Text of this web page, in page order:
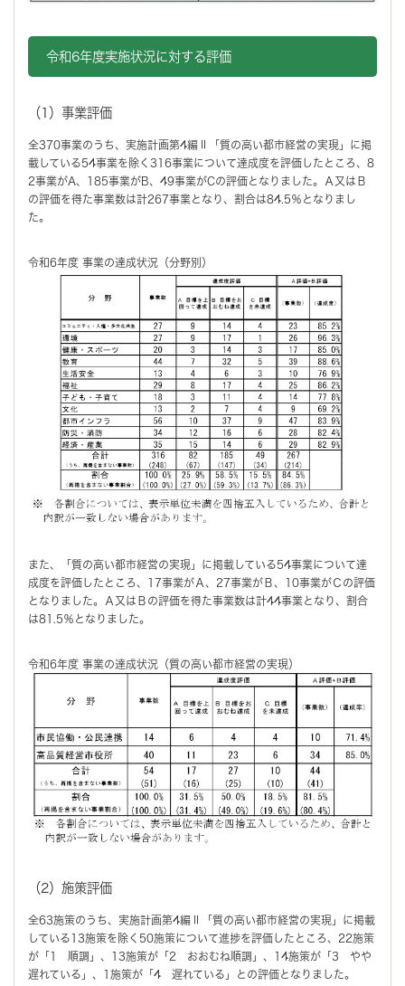
令和6年度実施状況に対する評価
（1）事業評価
全370事業のうち、実施計画第4編Ⅱ「質の高い都市経営の実現」に掲
載している54事業を除く316事業について達成度を評価したところ、8
2事業がA、185事業がB、49事業がCの評価となりました。Ａ又はＢ
の評価を得た事業数は計267事業となり、割合は84.5％となりまし
た。
令和6年度 事業の達成状況（分野別）
また、「質の高い都市経営の実現」に掲載している54事業について達
成度を評価したところ、17事業がＡ、27事業がＢ、10事業がＣの評価
となりました。Ａ又はＢの評価を得た事業数は計44事業となり、割合
は81.5％となりました。
令和6年度 事業の達成状況（質の高い都市経営の実現）
（2）施策評価
全63施策のうち、実施計画第4編Ⅱ「質の高い都市経営の実現」に掲載
している13施策を除く50施策について進捗を評価したところ、22施策
が「1 順調」、13施策が「2 おおむね順調」、14施策が「3 やや
遅れている」、1施策が「4 遅れている」との評価となりました。